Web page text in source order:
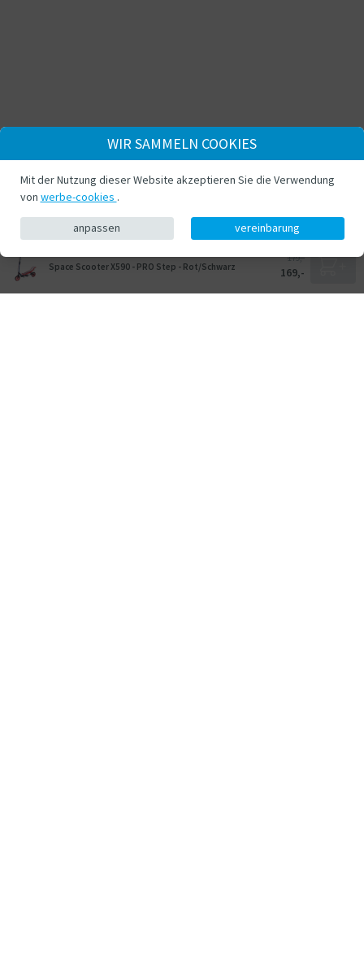
Space Scooter X590 - PRO Step - Rot/Schwarz
179,-
169,-
WIR SAMMELN COOKIES
Mit der Nutzung dieser Website akzeptieren Sie die Verwendung
von werbe-cookies .
anpassen vereinbarung